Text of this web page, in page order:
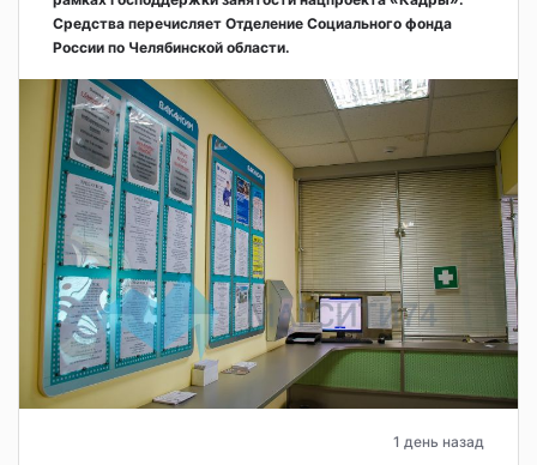
Средства перечисляет Отделение Социального фонда
России по Челябинской области.
1 день назад